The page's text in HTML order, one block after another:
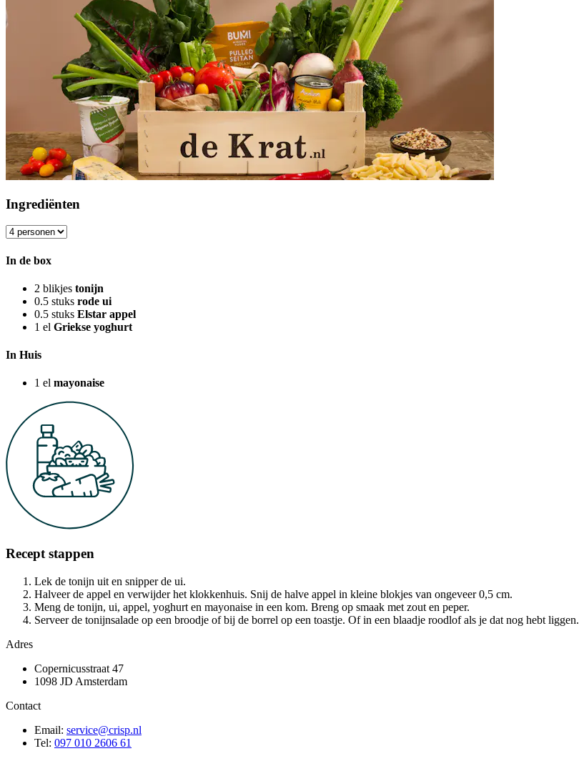
Ingrediënten
In de box
2 blikjes tonijn
0.5 stuks rode ui
0.5 stuks Elstar appel
1 el Griekse yoghurt
In Huis
1 el mayonaise
Recept stappen
Lek de tonijn uit en snipper de ui.
Halveer de appel en verwijder het klokkenhuis. Snij de halve appel in kleine blokjes van ongeveer 0,5 cm.
Meng de tonijn, ui, appel, yoghurt en mayonaise in een kom. Breng op smaak met zout en peper.
Serveer de tonijnsalade op een broodje of bij de borrel op een toastje. Of in een blaadje roodlof als je dat nog hebt liggen.
Adres
Copernicusstraat 47
1098 JD Amsterdam
Contact
Email: service@crisp.nl
Tel: 097 010 2606 61